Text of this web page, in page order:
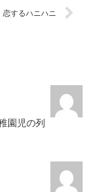
するハニハニ
園児の列